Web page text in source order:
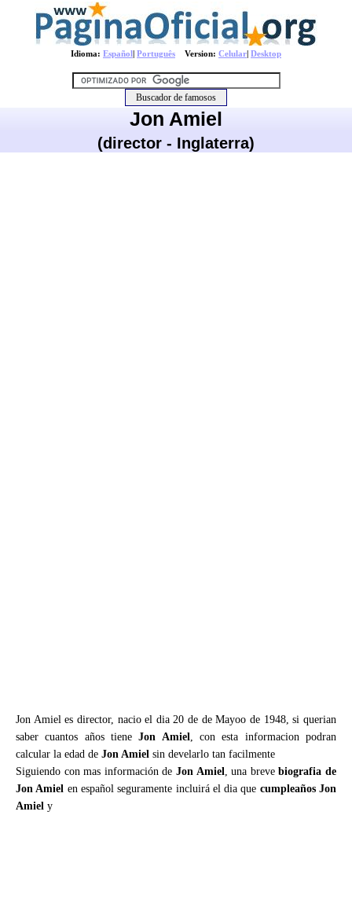
Idioma: Español| Português Version: Celular| Desktop
Jon Amiel
(director - Inglaterra)
Jon Amiel es director, nacio el dia 20 de de Mayoo de 1948, si querian
saber cuantos años tieneJon Amiel, con esta informacion podran
calcular la edad de Jon Amiel sin develarlo tan facilmente
Siguiendo con mas información de Jon Amiel, una brevebiografia de
Jon Amiel en español seguramente incluirá el dia que cumpleaños Jon
Amiel y